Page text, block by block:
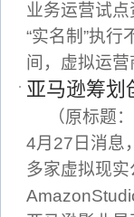
业务运营试
“实名制”执
间，虚拟运营
亚马逊筹划
（原标题
4月27日消息
多家虚拟现